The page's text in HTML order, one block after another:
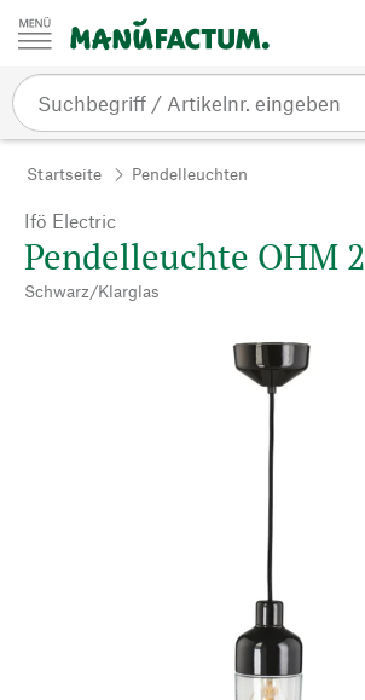
Zum Inhalt springen
Startseite Pendelleuchten
Ifö Electric
Pendelleuchte OHM 2
Schwarz/Klarglas